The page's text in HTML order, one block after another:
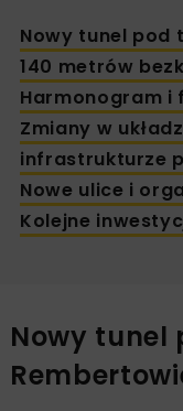
Nowy tunel pod
140 metrów
Harmonogram i
Zmiany w
infrastrukturze
Nowe ulice i
Kolejne
Nowy tunel